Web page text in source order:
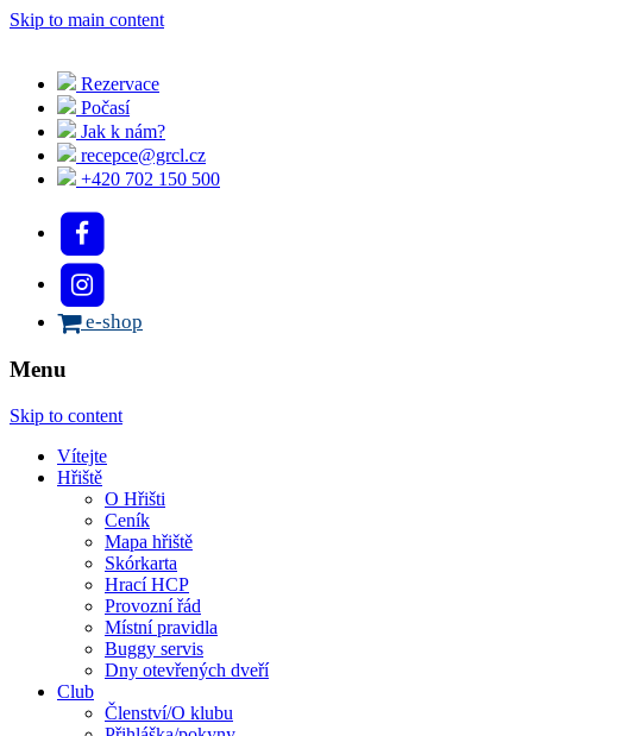
Skip to main content
Rezervace
Počasí
Jak k nám?
recepce@grcl.cz
+420 702 150 500
e-shop
Menu
Skip to content
Vítejte
Hřiště
O Hřišti
Ceník
Mapa hřiště
Skórkarta
Hrací HCP
Provozní řád
Místní pravidla
Buggy servis
Dny otevřených dveří
Club
Členství/O klubu